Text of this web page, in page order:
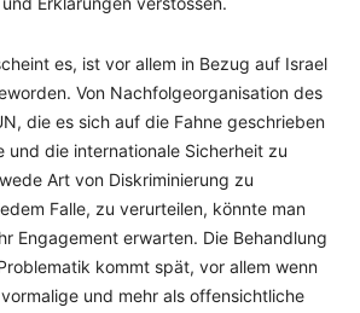
es, ist vor allem in Bezug auf Israel
Von Nachfolgeorganisation des
die es sich auf die Fahne geschrieben
und die internationale Sicherheit zu
Art von Diskriminierung zu
Falle, zu verurteilen, könnte man
Engagement erwarten. Die Behandlung
kommt spät, vor allem wenn
und mehr als offensichtliche